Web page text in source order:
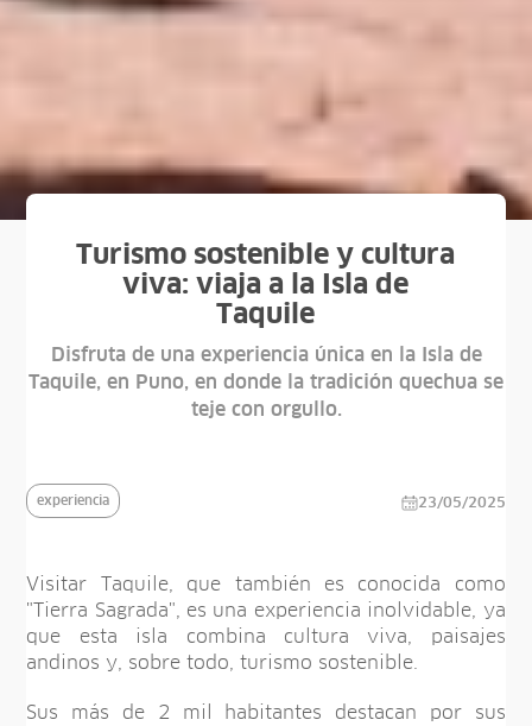
Turismo sostenible y cultura
viva: viaja a la Isla de
Taquile
Disfruta de una experiencia única en la Isla de
Taquile, en Puno, en donde la tradición quechua se
teje con orgullo.
experiencia 23/05/2025
Visitar Taquile, que también es conocida como
"Tierra Sagrada", es una experiencia inolvidable, ya
que esta isla combina cultura viva, paisajes
andinos y, sobre todo, turismo sostenible.
Sus más de 2 mil habitantes destacan por sus